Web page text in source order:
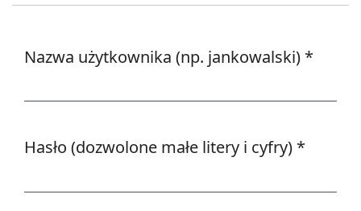
Nazwa użytkownika (np. jankowalski) *
Hasło (dozwolone małe litery i cyfry) *